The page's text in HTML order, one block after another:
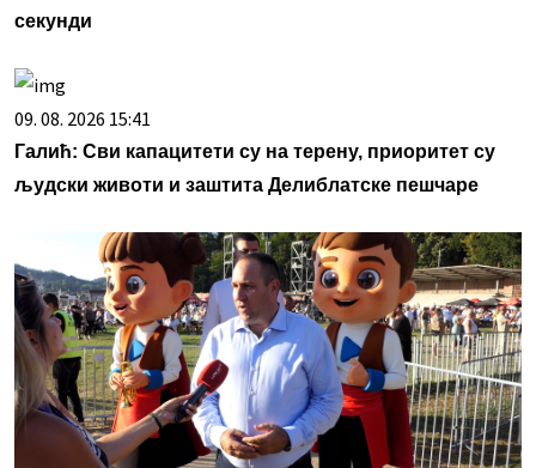
секунди
09. 08. 2026 15:41
Галић: Сви капацитети су на терену, приоритет су
људски животи и заштита Делиблатске пешчаре